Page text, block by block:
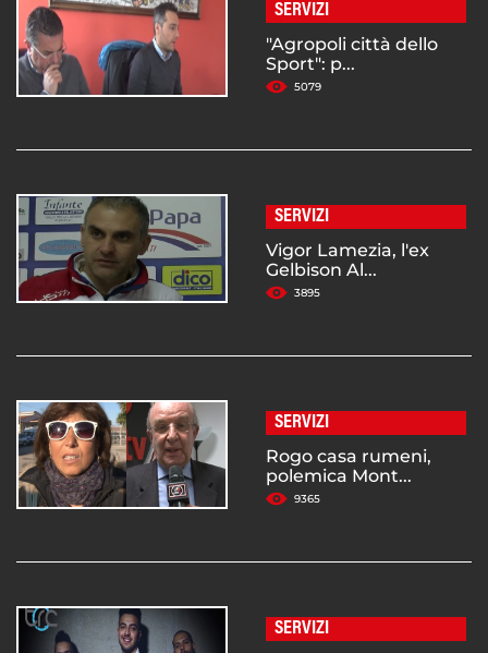
SERVIZI
"Agropoli città dello
Sport": p...
5079
SERVIZI
Vigor Lamezia, l'ex
Gelbison Al...
3895
SERVIZI
Rogo casa rumeni,
polemica Mont...
9365
SERVIZI